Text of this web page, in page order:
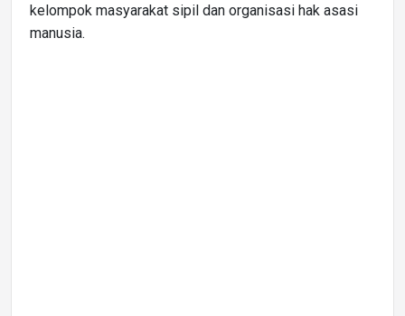
kelompok masyarakat sipil dan organisasi hak asasi
manusia.